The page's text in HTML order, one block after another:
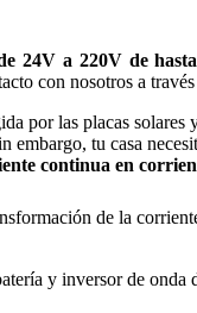
24V a 220V de
con nosotros a
por las placas
tu casa
continua en
de la
y inversor de